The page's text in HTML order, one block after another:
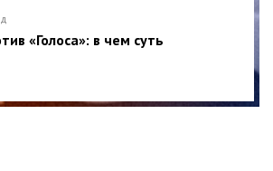
«Голоса»: в чем суть